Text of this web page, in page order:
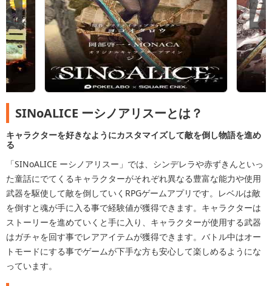
SINoALICE ーシノアリスーとは？
キャラクターを好きなようにカスタマイズして敵を倒し物語を進め
る
「SINoALICE ーシノアリスー」では、シンデレラや赤ずきんといっ
た童話にでてくるキャラクターがそれぞれ異なる豊富な能力や使用
武器を駆使して敵を倒していくRPGゲームアプリです。レベルは敵
を倒すと魂が手に入る事で経験値が獲得できます。キャラクターは
ストーリーを進めていくと手に入り、キャラクターが使用する武器
はガチャを回す事でレアアイテムが獲得できます。バトル中はオー
トモードにする事でゲームが下手な方も安心して楽しめるようにな
っています。